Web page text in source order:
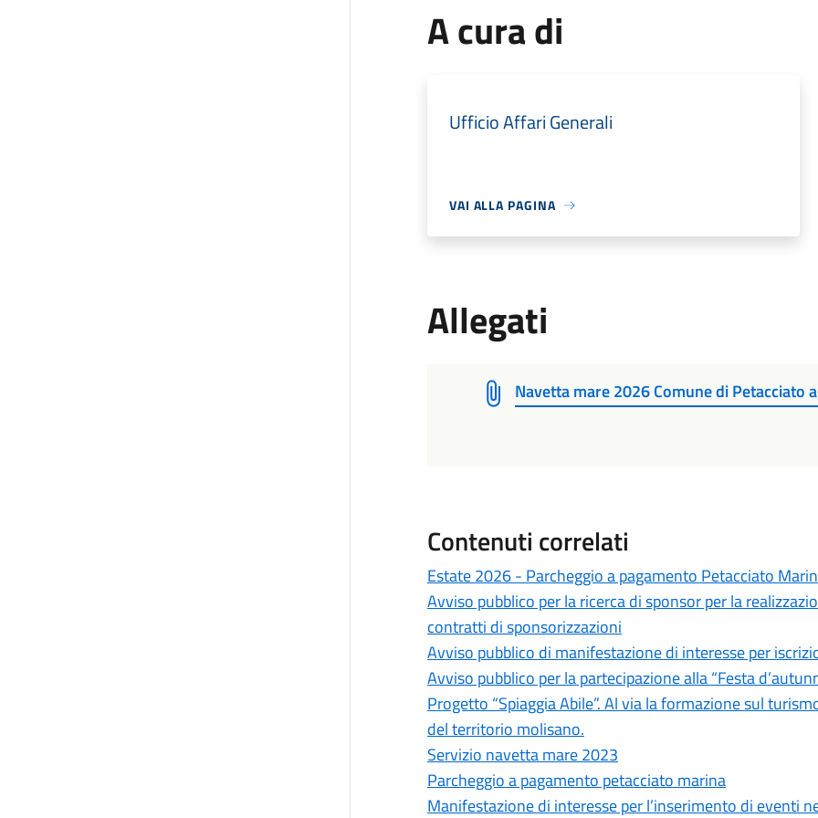
A cura di
Ufficio Affari Generali
VAI ALLA PAGINA
Allegati
Navetta mare 2026 Comune di Petacciato
Contenuti correlati
Estate 2026 - Parcheggio a pagamento Petacciato
Avviso pubblico per la ricerca di sponsor per la
contratti di sponsorizzazioni
Avviso pubblico di manifestazione di interesse per
Avviso pubblico per la partecipazione alla “Festa
Progetto “Spiaggia Abile”. Al via la formazione sul
del territorio molisano.
Servizio navetta mare 2023
Parcheggio a pagamento petacciato marina
Manifestazione di interesse per l’inserimento di eventi